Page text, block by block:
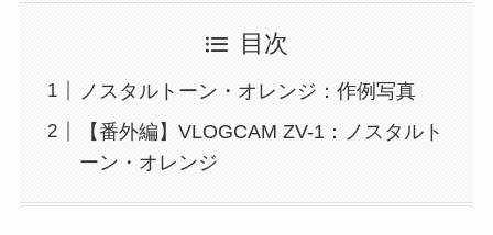
目次
ノスタルトーン・オレンジ：作例写真
【番外編】VLOGCAM ZV-1：ノスタルト
ーン・オレンジ